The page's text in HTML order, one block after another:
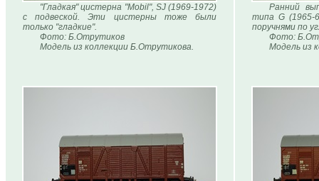
"Гладкая" цистерна "Mobil", SJ (1969-1972)
с подвеской. Эти цистерны тоже были
только "гладкие".
Фото: Б.Отрутиков
Модель из коллекции Б.Отрутикова.
Ранний
типа G (1965-
поручнями по
Фото:
Модель из